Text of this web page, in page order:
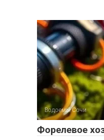
Водоемы Сочи
Форелевое